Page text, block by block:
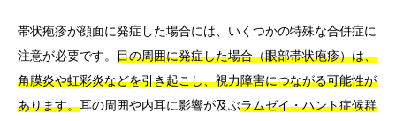
帯状疱疹が顔面に発症した場合には、いくつかの特殊な合併症に
注意が必要です。 目の周囲に発症した場合（眼部帯状疱疹）は、
角膜炎や虹彩炎などを引き起こし、視力障害につながる可能性が
あります。耳の周囲や内耳に影響が及ぶラムゼイ・ハント症候群